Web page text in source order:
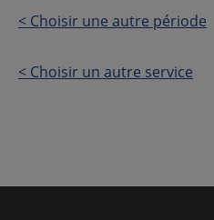
< Choisir une autre période
< Choisir un autre service